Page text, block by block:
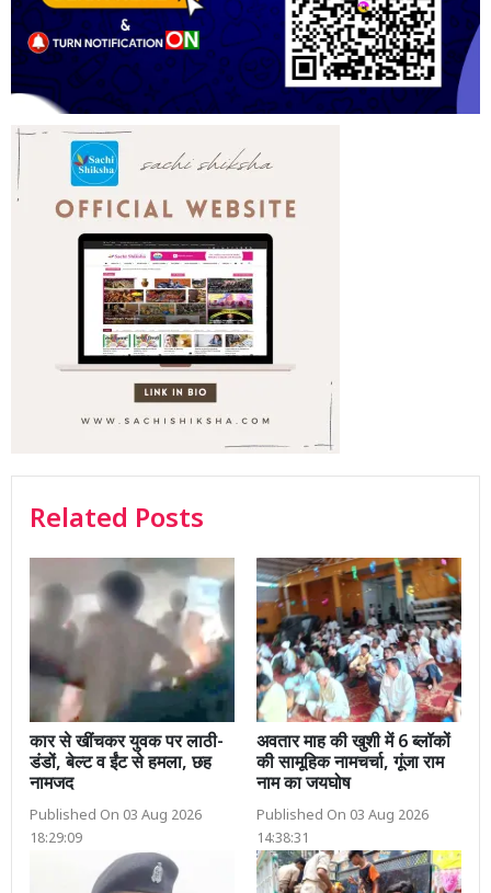
Related Posts
कार से खींचकर युवक पर लाठी-
डंडों, बेल्ट व ईंट से हमला, छह
नामजद
Published On 03 Aug 2026
18:29:09
अवतार माह की खुशी में 6 ब्लॉकों
की सामूहिक नामचर्चा, गूंजा राम
नाम का जयघोष
Published On 03 Aug 2026
14:38:31